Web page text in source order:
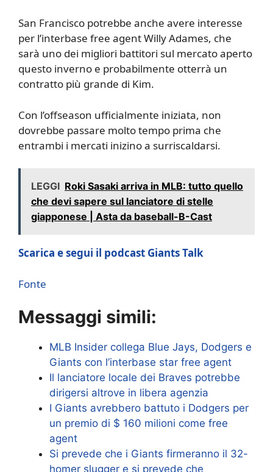
San Francisco potrebbe anche avere interesse
per l’interbase free agent Willy Adames, che
sarà uno dei migliori battitori sul mercato aperto
questo inverno e probabilmente otterrà un
contratto più grande di Kim.
Con l’offseason ufficialmente iniziata, non
dovrebbe passare molto tempo prima che
entrambi i mercati inizino a surriscaldarsi.
LEGGI Roki Sasaki arriva in MLB: tutto quello
che devi sapere sul lanciatore di stelle
giapponese | Asta da baseball-B-Cast
Scarica e segui il podcast Giants Talk
Fonte
Messaggi simili:
MLB Insider collega Blue Jays, Dodgers e
Giants con l’interbase star free agent
Il lanciatore locale dei Braves potrebbe
dirigersi altrove in libera agenzia
I Giants avrebbero battuto i Dodgers per
un premio di $ 160 milioni come free
agent
Si prevede che i Giants firmeranno il 32-
homer slugger e si prevede che